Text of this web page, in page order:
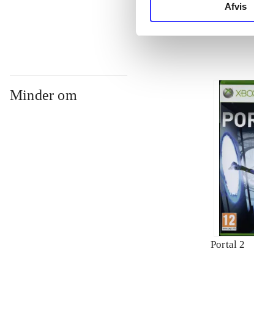
Afvis
Minder om
Portal 2